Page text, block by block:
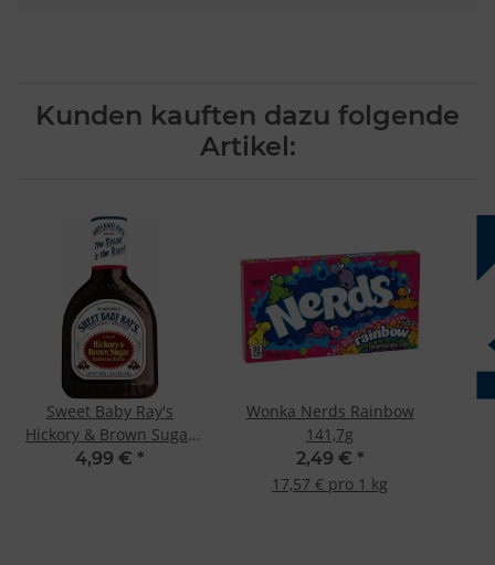
Kunden kauften dazu folgende
Artikel:
Sweet Baby Ray's
Hickory & Brown Sugar
510g
4,99 € *
Wonka Nerds Rainbow
141,7g
2,49 € *
17,57 € pro 1 kg